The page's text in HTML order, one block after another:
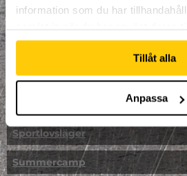
information som du har
Tillåt alla
Anpassa
Påsk på Dome
Påsklovsläger
Skateboard
Sportlovsläger
Summercamp